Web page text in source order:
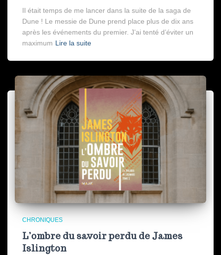
Il était temps de me lancer dans la suite de la saga de
Dune ! Le messie de Dune prend place plus de dix ans
après les événements du premier. J’ai tenté d’éviter un
maximum Lire la suite
CHRONIQUES
L’ombre du savoir perdu de James
Islington